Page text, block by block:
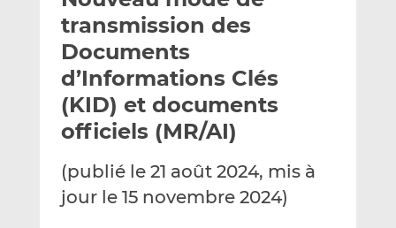
e
r
a
r
m
i
l
g
e
s
u
L
n
k
g
e
s
u
r
F
c
e
transmission des
Documents
d’Informations Clés
(KID) et documents
officiels (MR/AI)
(publié le 21 août 2024, mis à
jour le 15 novembre 2024)